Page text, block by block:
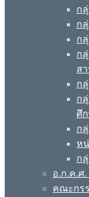
ก
ก
ก
ก
ส
ก
ก
ศึ
ก
ห
ก
อ.ก.ค.ศ
คณะกร